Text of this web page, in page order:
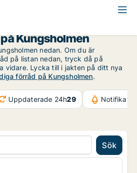
Kungsholmen
nedan. Om du är
på listan nedan, tryck då på
vidare. Lycka till i jakten på ditt nya
förråd på Kungsholmen.
Uppdaterade 24h29
Sök